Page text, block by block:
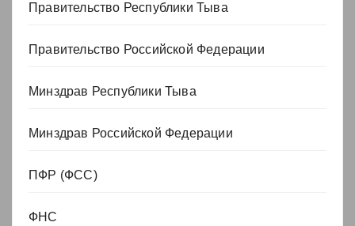
Правительство Республики Тыва
Правительство Российской Федерации
Минздрав Республики Тыва
Минздрав Российской Федерации
ПФР (ФСС)
ФНС